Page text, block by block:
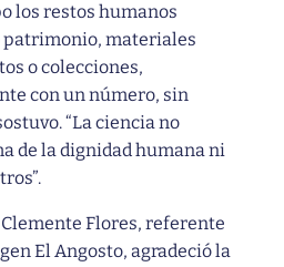
los restos humanos
materiales
o colecciones,
con un número, sin
“La ciencia no
de la dignidad humana ni
Flores, referente
El Angosto, agradeció la